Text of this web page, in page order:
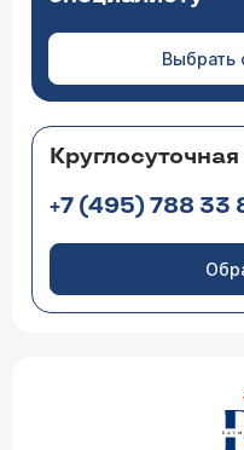
Выбрать
+7 (495) 788 33